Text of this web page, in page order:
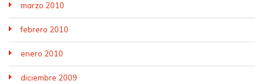
marzo 2010
febrero 2010
enero 2010
diciembre 2009